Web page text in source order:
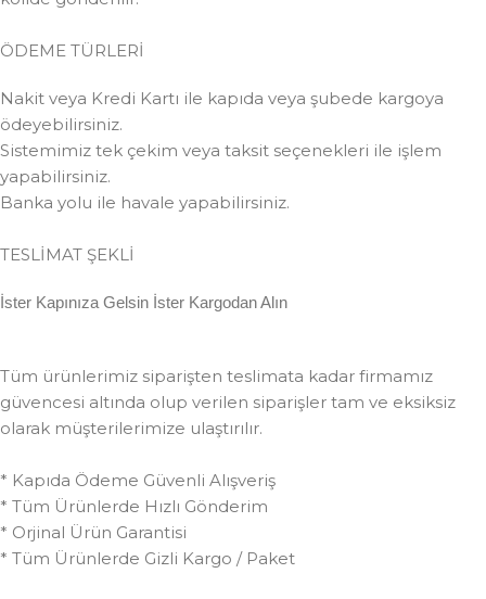
ÖDEME TÜRLERİ
Nakit veya Kredi Kartı ile kapıda veya şubede kargoya
ödeyebilirsiniz.
Sistemimiz tek çekim veya taksit seçenekleri ile işlem
yapabilirsiniz.
Banka yolu ile havale yapabilirsiniz.
TESLİMAT ŞEKLİ
İster Kapınıza Gelsin İster Kargodan Alın
Tüm ürünlerimiz siparişten teslimata kadar firmamız
güvencesi altında olup verilen siparişler tam ve eksiksiz
olarak müşterilerimize ulaştırılır.
* Kapıda Ödeme Güvenli Alışveriş
* Tüm Ürünlerde Hızlı Gönderim
* Orjinal Ürün Garantisi
* Tüm Ürünlerde Gizli Kargo / Paket